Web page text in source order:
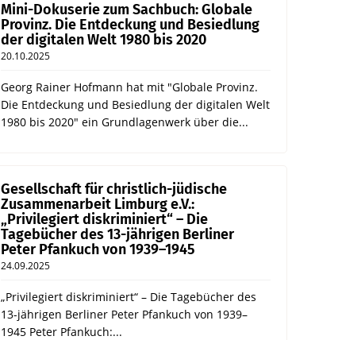
Mini-Dokuserie zum Sachbuch: Globale
Provinz. Die Entdeckung und Besiedlung
der digitalen Welt 1980 bis 2020
20.10.2025
Georg Rainer Hofmann hat mit "Globale Provinz.
Die Entdeckung und Besiedlung der digitalen Welt
1980 bis 2020" ein Grundlagenwerk über die...
Gesellschaft für christlich-jüdische
Zusammenarbeit Limburg e.V.:
„Privilegiert diskriminiert“ – Die
Tagebücher des 13-jährigen Berliner
Peter Pfankuch von 1939–1945
24.09.2025
„Privilegiert diskriminiert“ – Die Tagebücher des
13-jährigen Berliner Peter Pfankuch von 1939–
1945 Peter Pfankuch:...